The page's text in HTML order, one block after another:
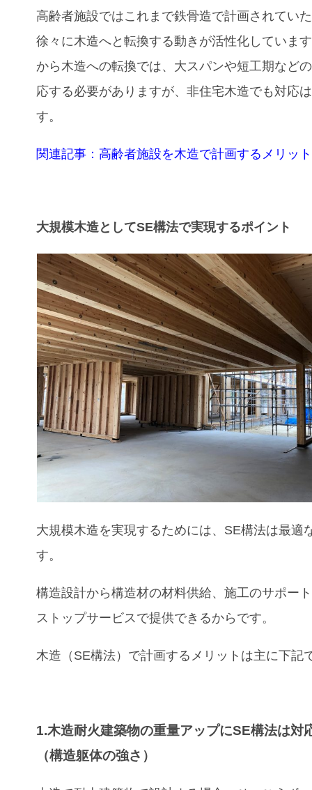
高齢者施設ではこれまで鉄骨造で計画されてい
徐々に木造へと転換する動きが活性化していま
から木造への転換では、大スパンや短工期など
応する必要がありますが、非住宅木造でも対応
す。
関連記事：高齢者施設を木造で計画するメリット
大規模木造としてSE構法で実現するポイント
大規模木造を実現するためには、SE構法は最適
す。
構造設計から構造材の材料供給、施工のサポー
ストップサービスで提供できるからです。
木造（SE構法）で計画するメリットは主に下記
1.木造耐火建築物の重量アップにSE構法は対
（構造躯体の強さ）